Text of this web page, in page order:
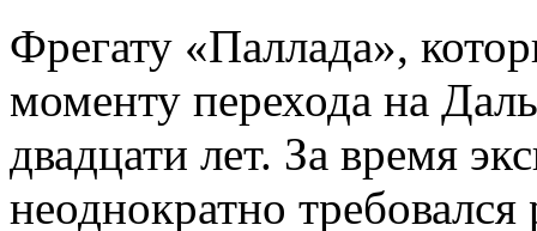
Фрегату «Паллада»,
моменту перехода на
двадцати лет. За время
неоднократно